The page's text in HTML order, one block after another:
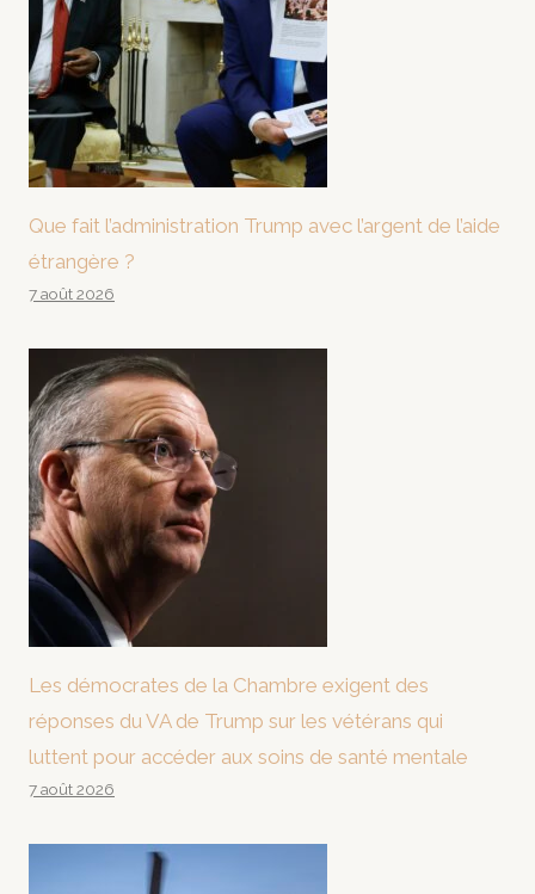
Que fait l’administration Trump avec l’argent de l’aide
étrangère ?
7 août 2026
Les démocrates de la Chambre exigent des
réponses du VA de Trump sur les vétérans qui
luttent pour accéder aux soins de santé mentale
7 août 2026